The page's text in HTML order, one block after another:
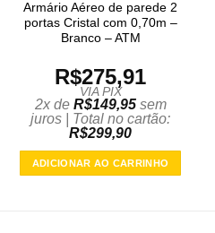
Armário Aéreo de parede 2
portas Cristal com 0,70m –
Branco – ATM
R$275,91
VIA PIX
2x de R$149,95sem
juros | Total no cartão:
R$299,90
ADICIONAR AO CARRINHO